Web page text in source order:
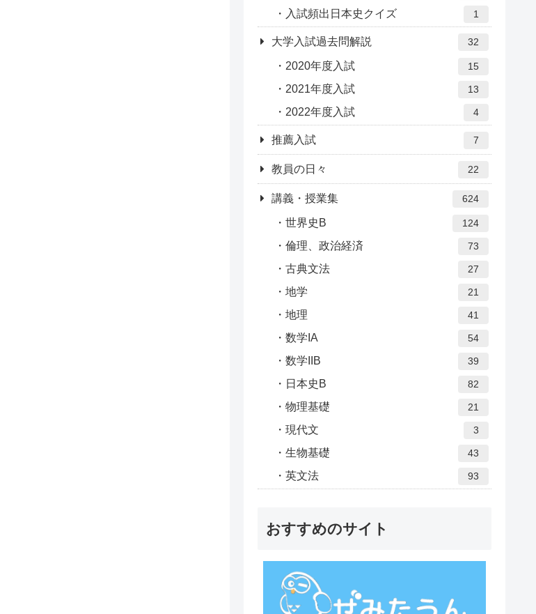
入試頻出日本史クイズ 1
大学入試過去問解説 32
2020年度入試 15
2021年度入試 13
2022年度入試 4
推薦入試 7
教員の日々 22
講義・授業集 624
世界史B 124
倫理、政治経済 73
古典文法 27
地学 21
地理 41
数学IA 54
数学IIB 39
日本史B 82
物理基礎 21
現代文 3
生物基礎 43
英文法 93
おすすめのサイト